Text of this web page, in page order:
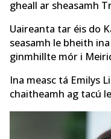
gheall ar sheasamh
Uaireanta tar éis do
seasamh le bheith
ginmhillte mór i
Ina measc tá Emilys
chaitheamh ag tacú